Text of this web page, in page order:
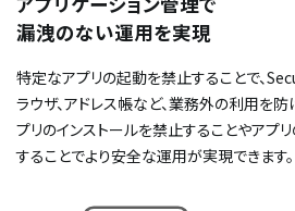
漏洩のない運用を実現
特定なアプリの起動を禁止することで、
ラウザ、アドレス帳など、業務外の利用を防
プリのインストールを禁止することやアプ
することでより安全な運用が実現できます。